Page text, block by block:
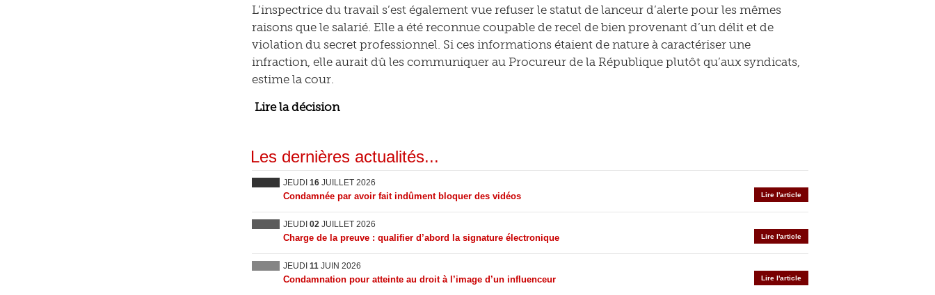
L’inspectrice du travail s’est également vue refuser le statut de lanceur d’alerte pour les mêmes
raisons que le salarié. Elle a été reconnue coupable de recel de bien provenant d’un délit et de
violation du secret professionnel. Si ces informations étaient de nature à caractériser une
infraction, elle aurait dû les communiquer au Procureur de la République plutôt qu’aux syndicats,
estime la cour.
Lire la décision
Les dernières actualités...
JEUDI 16 JUILLET 2026
Lire l'article
Condamnée par avoir fait indûment bloquer des vidéos
JEUDI 02 JUILLET 2026
Lire l'article
Charge de la preuve : qualifier d’abord la signature électronique
JEUDI 11 JUIN 2026
Lire l'article
Condamnation pour atteinte au droit à l’image d’un influenceur